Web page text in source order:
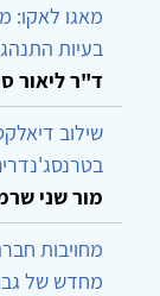
מאגו לאקו:
בעיות
ד"ר ליאור
שילוב
מור שני
מחויבות
מחדש של